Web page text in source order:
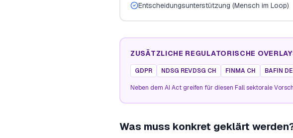
Entscheidungsunterstützung (Mensch im Loop)
ZUSÄTZLICHE REGULATORISCHE
GDPR NDSG REVDSG CH FINMA CH BAFIN DE
Neben dem AI Act greifen für diesen Fall sektorale
Was muss konkret geklärt